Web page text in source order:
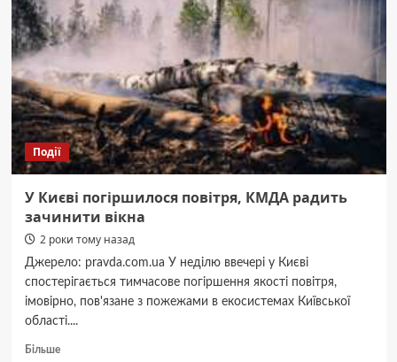
Києва
і
Броварів
межах
норми
–
Міндовкілля
Події
У Києві погіршилося повітря, КМДА радить
зачинити вікна
2 роки тому назад
Джерело: pravda.com.ua У неділю ввечері у Києві
спостерігається тимчасове погіршення якості повітря,
імовірно, пов'язане з пожежами в екосистемах Київської
області....
БільшеДокладніше